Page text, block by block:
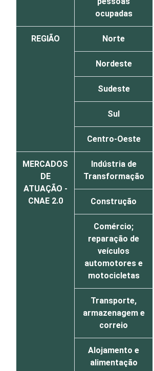
ocupadas
REGIÃO Norte
Nordeste
Sudeste
Sul
Centro-Oeste
MERCADOS
DE
ATUAÇÃO -
CNAE 2.0
Indústria de
Transformação
Construção
Comércio;
reparação de
veículos
automotores e
motocicletas
Transporte,
armazenagem e
correio
Alojamento e
alimentação